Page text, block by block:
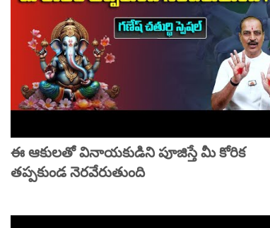
ఈ ఆకులతో వినాయకుడిని పూజిస్తే మీ కోరిక
తప్పకుండ నెరవేరుతుంది